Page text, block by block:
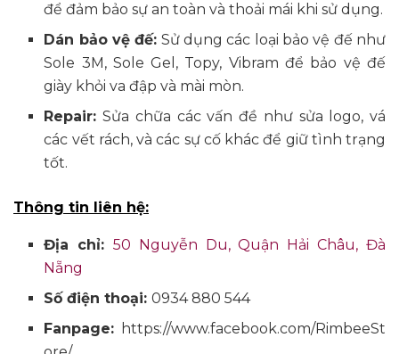
để đảm bảo sự an toàn và thoải mái khi sử dụng.
Dán bảo vệ đế: Sử dụng các loại bảo vệ đế như
Sole 3M, Sole Gel, Topy, Vibram để bảo vệ đế
giày khỏi va đập và mài mòn.
Repair: Sửa chữa các vấn đề như sửa logo, vá
các vết rách, và các sự cố khác để giữ tình trạng
tốt.
Thông tin liên hệ:
Địa chỉ: 50 Nguyễn Du, Quận Hải Châu, Đà
Nẵng
Số điện thoại:0934 880 544
Fanpage: https://www.facebook.com/RimbeeSt